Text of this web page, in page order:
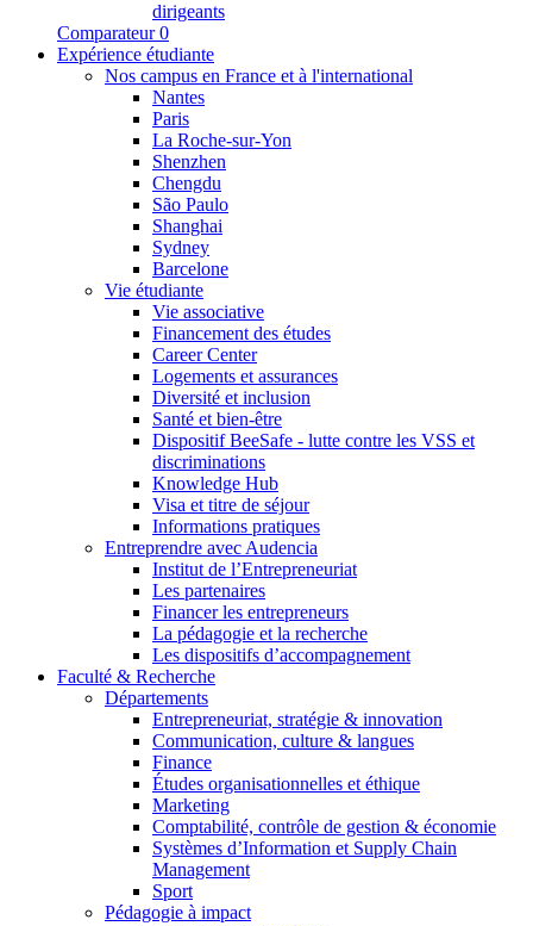
dirigeants
Comparateur 0
Expérience étudiante
Nos campus en France et à l'international
Nantes
Paris
La Roche-sur-Yon
Shenzhen
Chengdu
São Paulo
Shanghai
Sydney
Barcelone
Vie étudiante
Vie associative
Financement des études
Career Center
Logements et assurances
Diversité et inclusion
Santé et bien-être
Dispositif BeeSafe - lutte contre les VSS et
discriminations
Knowledge Hub
Visa et titre de séjour
Informations pratiques
Entreprendre avec Audencia
Institut de l’Entrepreneuriat
Les partenaires
Financer les entrepreneurs
La pédagogie et la recherche
Les dispositifs d’accompagnement
Faculté & Recherche
Départements
Entrepreneuriat, stratégie & innovation
Communication, culture & langues
Finance
Études organisationnelles et éthique
Marketing
Comptabilité, contrôle de gestion & économie
Systèmes d’Information et Supply Chain
Management
Sport
Pédagogie à impact